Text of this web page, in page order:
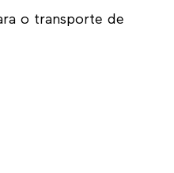
o transporte de